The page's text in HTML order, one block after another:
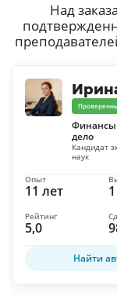
Над
Финансы
дело
Кандидат
наук
11 лет
Опыт
5,0
Рейтинг
Найти